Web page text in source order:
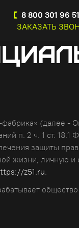
8 800 301 96 51
ЗАКАЗАТЬ
(далее
п. 2 ч. 1 ст.
защиты
жизни, личную
z51.ru.